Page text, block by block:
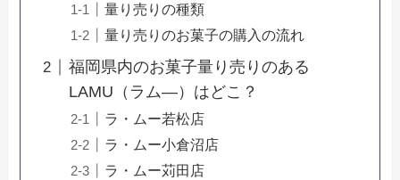
量り売りの種類
量り売りのお菓子の購入の流れ
福岡県内のお菓子量り売りのある
LAMU（ラム―）はどこ？
ラ・ムー若松店
ラ・ムー小倉沼店
ラ・ムー苅田店